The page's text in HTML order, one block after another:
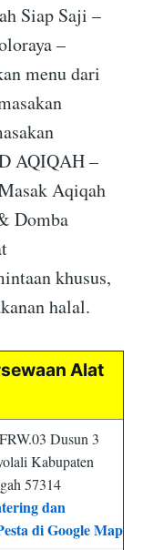
Siap Saji –
–
menu dari
AQIQAH –
Aqiqah
Domba
khusus,
halal.
Alat
Dusun 3
Kabupaten
57314
dan
di Google Map